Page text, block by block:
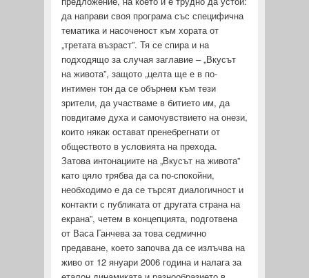
да направи своя програма със специфична
тематика и насоченост към хората от
„третата възраст”. Тя се спира и на
подходящо за случая заглавие – „Вкусът
на живота”, защото „целта ще е в по-
интимен тон да се обърнем към тези
зрители, да участваме в битието им, да
повдигаме духа и самочувствието на онези,
които някак остават пренебрегнати от
обществото в условията на прехода.
Затова интонациите на „Вкусът на живота”
като цяло трябва да са по-спокойни,
необходимо е да се търсят диалогичност и
контакти с публиката от другата страна на
екрана”, четем в концепцията, подготвена
от Васа Ганчева за това седмично
предаване, което започва да се излъчва на
живо от 12 януари 2006 година и налага за